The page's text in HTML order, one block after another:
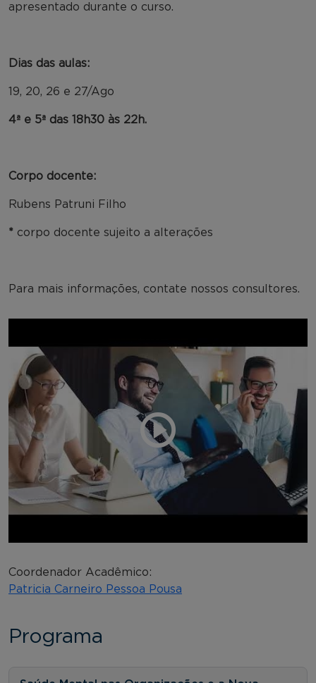
apresentado durante o curso.
Dias das aulas:
19, 20, 26 e 27/Ago
4ª e 5ª das 18h30 às 22h.
Corpo docente:
Rubens Patruni Filho
* corpo docente sujeito a alterações
Para mais informações, contate nossos consultores.
Coordenador Acadêmico:
Patricia Carneiro Pessoa Pousa
Programa